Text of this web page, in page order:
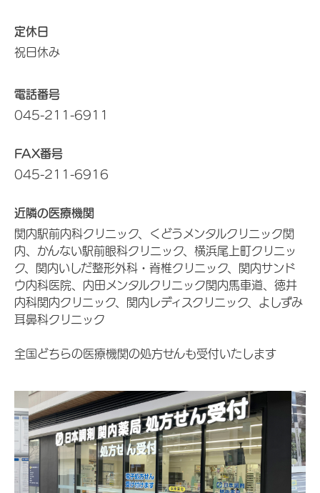
定休日
祝日休み
電話番号
045-211-6911
FAX番号
045-211-6916
近隣の医療機関
関内駅前内科クリニック、くどうメンタルクリニック関
内、かんない駅前眼科クリニック、横浜尾上町クリニッ
ク、関内いしだ整形外科・脊椎クリニック、関内サンド
ウ内科医院、内田メンタルクリニック関内馬車道、徳井
内科関内クリニック、関内レディスクリニック、よしずみ
耳鼻科クリニック
全国どちらの医療機関の処方せんも受付いたします